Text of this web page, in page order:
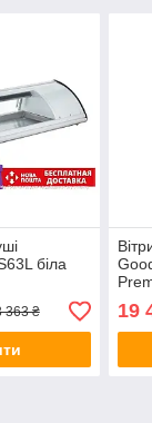
біла
363 ₴ 19